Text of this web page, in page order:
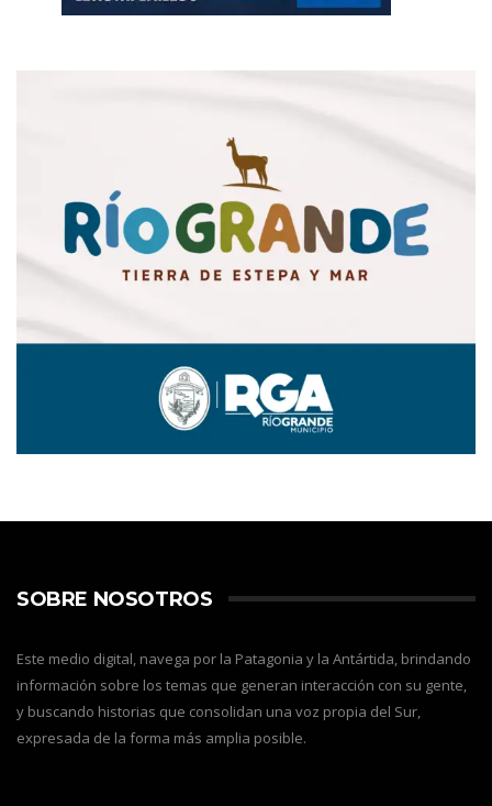
SOBRE NOSOTROS
Este medio digital, navega por la Patagonia y la Antártida, brindando
información sobre los temas que generan interacción con su gente,
y buscando historias que consolidan una voz propia del Sur,
expresada de la forma más amplia posible.